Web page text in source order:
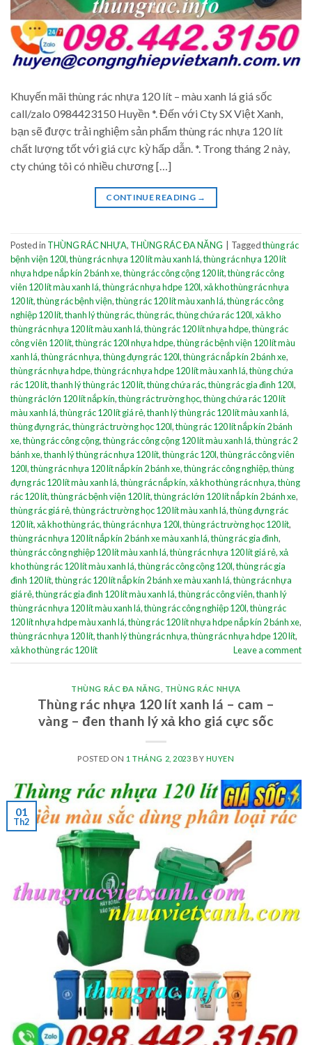
Khuyến mãi thùng rác nhựa 120 lít – màu xanh lá giá sốc
call/zalo 0984423150 Huyền *. Đến với Cty SX Việt Xanh,
bạn sẽ được trải nghiệm sản phẩm thùng rác nhựa 120 lít
chất lượng tốt với giá cực kỳ hấp dẫn. *. Trong tháng 2 này,
cty chúng tôi có nhiều chương […]
CONTINUE READING →
Posted in THÙNG RÁC NHỰA, THÙNG RÁC ĐA NĂNG Taggedthùng rác
bệnh viện 120l,thùng rác nhựa 120 lít màu xanh lá,thùng rác nhựa 120 lít
nhựa hdpe nắp kín 2 bánh xe,thùng rác công cộng 120 lít,thùng rác công
viên 120 lít màu xanh lá,thùng rác nhựa hdpe 120l,xả kho thùng rác nhựa
120 lít,thùng rác bệnh viện,thùng rác 120 lít màu xanh lá,thùng rác công
nghiệp 120 lít,thanh lý thùng rác,thùng rác,thùng chứa rác 120l,xả kho
thùng rác nhựa 120 lít màu xanh lá,thùng rác 120 lít nhựa hdpe,thùng rác
công viên 120 lít,thùng rác 120l nhựa hdpe,thùng rác bệnh viện 120 lít màu
xanh lá,thùng rác nhựa,thùng đựng rác 120l,thùng rác nắp kín 2 bánh xe,
thùng rác nhựa hdpe,thùng rác nhựa hdpe 120 lít màu xanh lá,thùng chứa
rác 120 lít,thanh lý thùng rác 120 lít,thùng chứa rác,thùng rác gia đình 120l,
thùng rác lớn 120 lít nắp kín,thùng rác trường học,thùng chứa rác 120 lít
màu xanh lá,thùng rác 120 lít giá rẻ,thanh lý thùng rác 120 lít màu xanh lá,
thùng đựng rác,thùng rác trường học 120l,thùng rác 120 lít nắp kín 2 bánh
xe,thùng rác công cộng,thùng rác công cộng 120 lít màu xanh lá,thùng rác 2
bánh xe,thanh lý thùng rác nhựa 120 lít,thùng rác 120l,thùng rác công viên
120l,thùng rác nhựa 120 lít nắp kín 2 bánh xe,thùng rác công nghiệp,thùng
đựng rác 120 lít màu xanh lá,thùng rác nắp kín,xả kho thùng rác nhựa,thùng
rác 120 lít,thùng rác bệnh viện 120 lít,thùng rác lớn 120 lít nắp kín 2 bánh xe,
thùng rác giá rẻ,thùng rác trường học 120 lít màu xanh lá,thùng đựng rác
120 lít,xả kho thùng rác,thùng rác nhựa 120l,thùng rác trường học 120 lít,
thùng rác nhựa 120 lít nắp kín 2 bánh xe màu xanh lá,thùng rác gia đình,
thùng rác công nghiệp 120 lít màu xanh lá,thùng rác nhựa 120 lít giá rẻ,xả
kho thùng rác 120 lít màu xanh lá,thùng rác công cộng 120l,thùng rác gia
đình 120 lít,thùng rác 120 lít nắp kín 2 bánh xe màu xanh lá,thùng rác nhựa
giá rẻ,thùng rác gia đình 120 lít màu xanh lá,thùng rác công viên,thanh lý
thùng rác nhựa 120 lít màu xanh lá,thùng rác công nghiệp 120l,thùng rác
120 lít nhựa hdpe màu xanh lá,thùng rác 120 lít nhựa hdpe nắp kín 2 bánh xe,
thùng rác nhựa 120 lít,thanh lý thùng rác nhựa,thùng rác nhựa hdpe 120 lít,
xả kho thùng rác 120 lít
Leave a comment
THÙNG RÁC ĐA NĂNG THÙNG RÁC NHỰA
Thùng rác nhựa 120 lít xanh lá – cam –
vàng – đen thanh lý xả kho giá cực sốc
POSTED ON 1 THÁNG 2, 2023 BY HUYEN
01
Th2